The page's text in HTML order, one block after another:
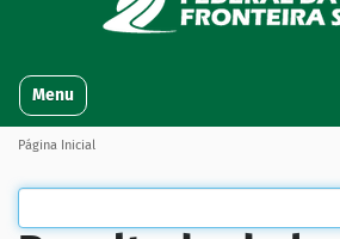
v
Toggle navigation
Página Inicial